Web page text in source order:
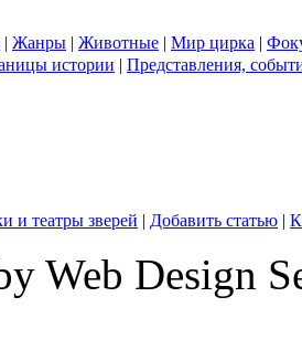
| Жанры | Животные | Мир цирка |
истории | Представления,
и театры зверей | Добавить статью |
Web Design